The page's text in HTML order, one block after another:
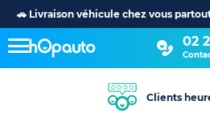
🚗 Livraison véhicule chez vous
02
Clients